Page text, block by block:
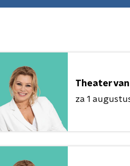
Theater
za 1